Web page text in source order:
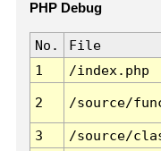
PHP Debug
No. File
1
/index.php
2 /source/
3 /source/